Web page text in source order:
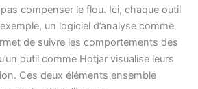
compenser le flou. Ici, chaque outil
un logiciel d’analyse comme
de suivre les comportements des
outil comme Hotjar visualise leurs
Ces deux éléments ensemble